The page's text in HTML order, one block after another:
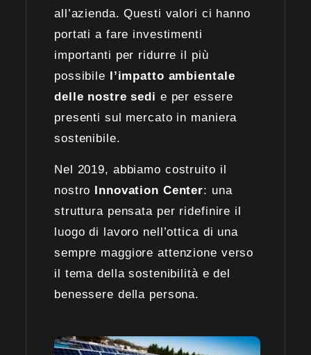
all’azienda. Questi valori ci hanno
portati a fare investimenti
importanti per ridurre il più
possibile l’impatto ambientale
delle nostre sedi e per essere
presenti sul mercato in maniera
sostenibile.
Nel 2019, abbiamo costruito il
nostro Innovation Center: una
struttura pensata per ridefinire il
luogo di lavoro nell’ottica di una
sempre maggiore attenzione verso
il tema della sostenibilità e del
benessere della persona.